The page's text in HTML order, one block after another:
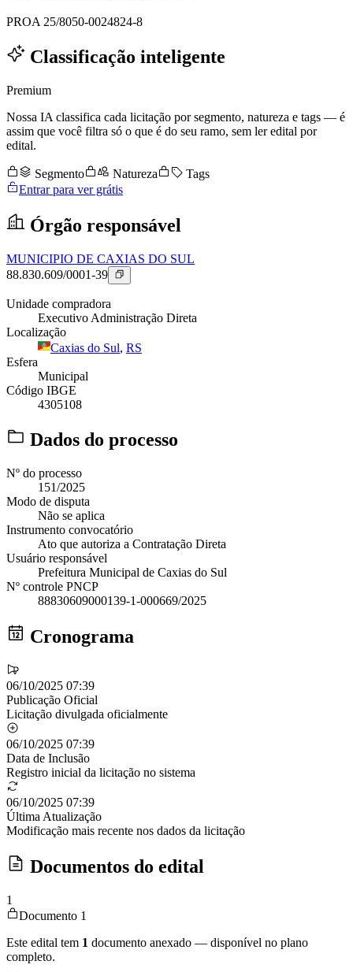
PROA 25/8050-0024824-8
Classificação inteligente
Premium
Nossa IA classifica cada licitação por segmento, natureza e tags — é
assim que você filtra só o que é do seu ramo, sem ler edital por
edital.
Segmento Natureza
Tags
Entrar para ver grátis
Órgão responsável
MUNICIPIO DE CAXIAS DO SUL
88.830.609/0001-39
Unidade compradora
Executivo Administração Direta
Localização
Caxias do Sul, RS
Esfera
Municipal
Código IBGE
4305108
Dados do processo
Nº do processo
151/2025
Modo de disputa
Não se aplica
Instrumento convocatório
Ato que autoriza a Contratação Direta
Usuário responsável
Prefeitura Municipal de Caxias do Sul
Nº controle PNCP
88830609000139-1-000669/2025
Cronograma
06/10/2025 07:39
Publicação Oficial
Licitação divulgada oficialmente
06/10/2025 07:39
Data de Inclusão
Registro inicial da licitação no sistema
06/10/2025 07:39
Última Atualização
Modificação mais recente nos dados da licitação
Documentos do edital
1
Documento 1
Este edital tem 1 documento anexado — disponível no plano
completo.